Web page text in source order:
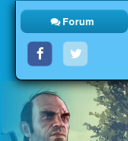
Forum